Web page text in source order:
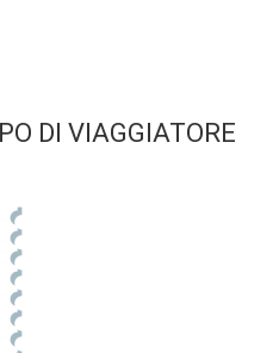
DI VIAGGIATORE